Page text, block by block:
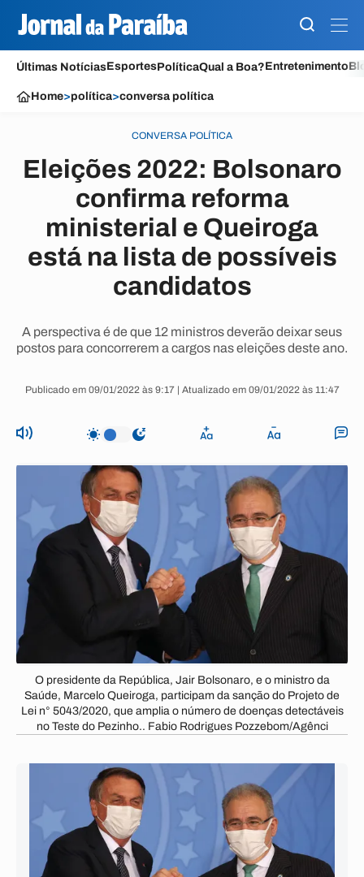
Últimas NotíciasEsportesPolíticaQual a Boa?Entretenimento
Home>política>conversa política
CONVERSA POLÍTICA
Eleições 2022: Bolsonaro
confirma reforma
ministerial e Queiroga
está na lista de possíveis
candidatos
A perspectiva é de que 12 ministros deverão deixar seus
postos para concorrerem a cargos nas eleições deste ano.
Publicado em 09/01/2022 às 9:17 | Atualizado em 09/01/2022 às 11:47
O presidente da República, Jair Bolsonaro, e o ministro da
Saúde, Marcelo Queiroga, participam da sanção do Projeto de
Lei n° 5043/2020, que amplia o número de doenças detectáveis
no Teste do Pezinho.. Fabio Rodrigues Pozzebom/Agênci